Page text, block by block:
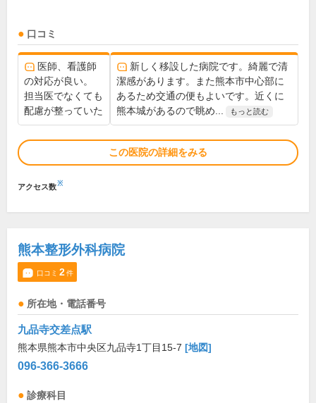
口コミ
医師、看護師
の対応が良い。
担当医でなくても
配慮が整っていた
新しく移設した病院です。綺麗で清
潔感があります。また熊本市中心部に
あるため交通の便もよいです。近くに
熊本城があるので眺め...
もっと読む
この医院の詳細をみる
アクセス数※
熊本整形外科病院
口コミ 2件
所在地・電話番号
九品寺交差点駅
熊本県熊本市中央区九品寺1丁目15-7 [地図]
096-366-3666
診療科目